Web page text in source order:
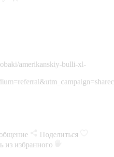
amerikanskiy-bulli-xl-
Поделиться
из избранного